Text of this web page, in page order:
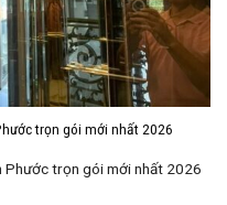
trọn gói mới nhất 2026
Phước trọn gói mới nhất 2026